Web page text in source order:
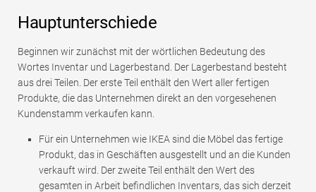
Hauptunterschiede
Beginnen wir zunächst mit der wörtlichen Bedeutung des
Wortes Inventar und Lagerbestand. Der Lagerbestand besteht
aus drei Teilen. Der erste Teil enthält den Wert aller fertigen
Produkte, die das Unternehmen direkt an den vorgesehenen
Kundenstamm verkaufen kann.
Für ein Unternehmen wie IKEA sind die Möbel das fertige
Produkt, das in Geschäften ausgestellt und an die Kunden
verkauft wird. Der zweite Teil enthält den Wert des
gesamten in Arbeit befindlichen Inventars, das sich derzeit